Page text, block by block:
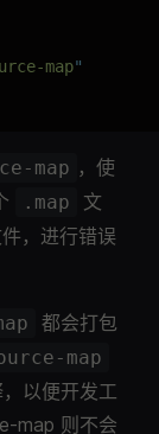
map"
map ，使
.map
文
，进行错误
都会打包
map
以便开发工
map 则不会